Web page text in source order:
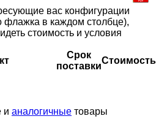
вас конфигурации
флажка в каждом столбце),
стоимость и условия
Срок
поставки
Стоимость
и аналогичные товары